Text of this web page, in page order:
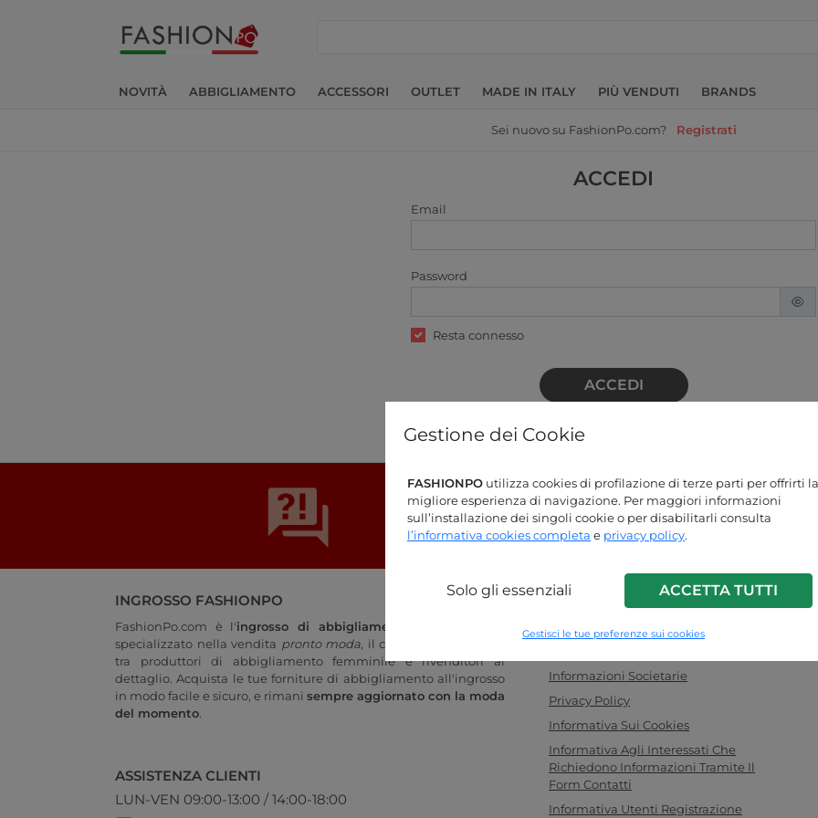
Gestione dei Cookie
FASHIONPO utilizza cookies di profilazione di terze parti per offrirti la
migliore esperienza di navigazione. Per maggiori informazioni
sull’installazione dei singoli cookie o per disabilitarli consulta
l’informativa cookies completa e privacy policy.
Solo gli essenziali ACCETTA TUTTI
Gestisci le tue preferenze sui cookies
NOVITÀ ABBIGLIAMENTO ACCESSORI OUTLET MADE IN ITALY PIÙ VENDUTI BRANDS
Sei nuovo su FashionPo.com? Registrati
ACCEDI
Email
Password
Resta connesso
ACCEDI
Password dimenticata?
Stai cercando delle risposte?
Dai un'occhiata alla nostra pagina FAQ!
INGROSSO FASHIONPO
FashionPo.com è l'ingrosso di abbigliamento donna online
specializzato nella vendita pronto moda , il collegamento ideale
tra produttori di abbigliamento femminile e rivenditori al
dettaglio. Acquista le tue forniture di abbigliamento all'ingrosso
in modo facile e sicuro, e rimani sempre aggiornato con la moda
del momento
ASSISTENZA CLIENTI
LUN-VEN 09:00-13:00 / 14:00-18:00
INFO LINK
Informazioni Societarie
Privacy Policy
Informativa Sui Cookies
Informativa Agli Interessati Che
Richiedono Informazioni Tramite Il
Form Contatti
Informativa Utenti Registrazione